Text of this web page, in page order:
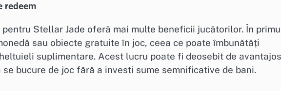
redeem
Stellar Jade oferă mai multe beneficii jucătorilor. În
sau obiecte gratuite în joc, ceea ce poate îmbunătăți
suplimentare. Acest lucru poate fi deosebit de avantajos
bucure de joc fără a investi sume semnificative de bani.